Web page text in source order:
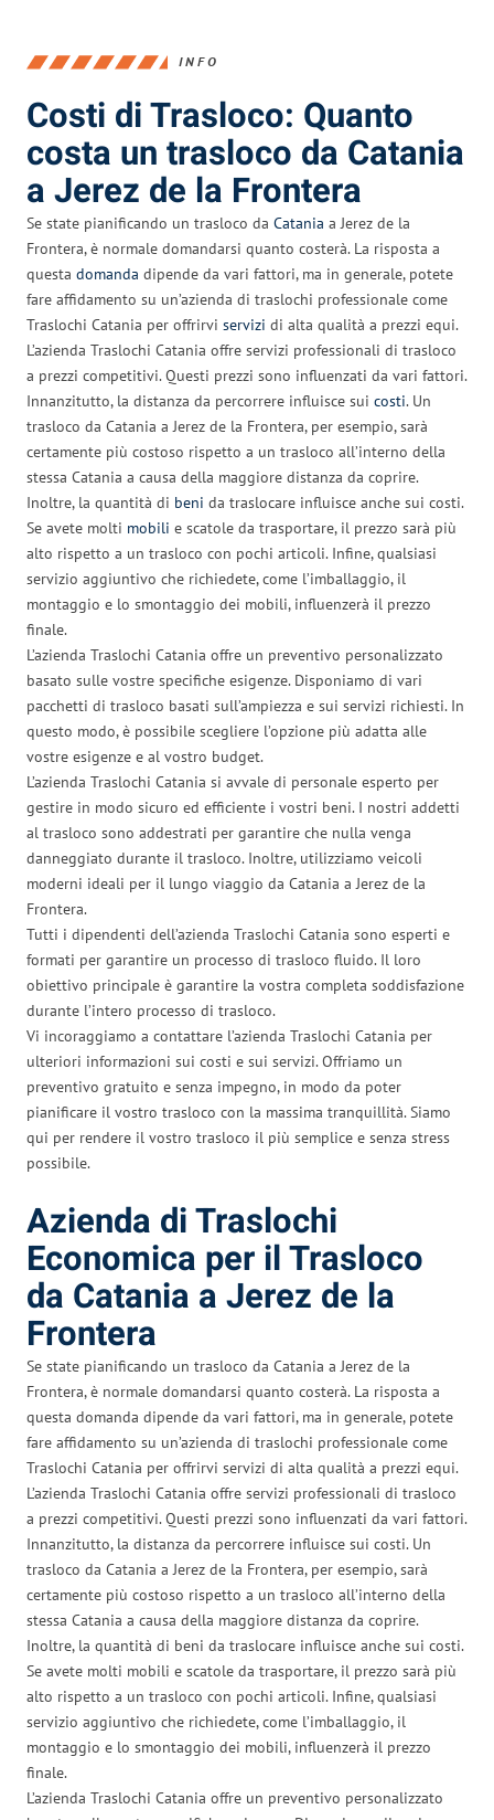
INFO
Costi di Trasloco: Quanto
costa un trasloco da Catania
a Jerez de la Frontera
Se state pianificando un trasloco da Catania a Jerez de la
Frontera, è normale domandarsi quanto costerà. La risposta a
questa domanda dipende da vari fattori, ma in generale, potete
fare affidamento su un’azienda di traslochi professionale come
Traslochi Catania per offrirvi servizi di alta qualità a prezzi equi.
L’azienda Traslochi Catania offre servizi professionali di trasloco
a prezzi competitivi. Questi prezzi sono influenzati da vari fattori.
Innanzitutto, la distanza da percorrere influisce sui costi. Un
trasloco da Catania a Jerez de la Frontera, per esempio, sarà
certamente più costoso rispetto a un trasloco all’interno della
stessa Catania a causa della maggiore distanza da coprire.
Inoltre, la quantità di beni da traslocare influisce anche sui costi.
Se avete molti mobili e scatole da trasportare, il prezzo sarà più
alto rispetto a un trasloco con pochi articoli. Infine, qualsiasi
servizio aggiuntivo che richiedete, come l’imballaggio, il
montaggio e lo smontaggio dei mobili, influenzerà il prezzo
finale.
L’azienda Traslochi Catania offre un preventivo personalizzato
basato sulle vostre specifiche esigenze. Disponiamo di vari
pacchetti di trasloco basati sull’ampiezza e sui servizi richiesti. In
questo modo, è possibile scegliere l’opzione più adatta alle
vostre esigenze e al vostro budget.
L’azienda Traslochi Catania si avvale di personale esperto per
gestire in modo sicuro ed efficiente i vostri beni. I nostri addetti
al trasloco sono addestrati per garantire che nulla venga
danneggiato durante il trasloco. Inoltre, utilizziamo veicoli
moderni ideali per il lungo viaggio da Catania a Jerez de la
Frontera.
Tutti i dipendenti dell’azienda Traslochi Catania sono esperti e
formati per garantire un processo di trasloco fluido. Il loro
obiettivo principale è garantire la vostra completa soddisfazione
durante l’intero processo di trasloco.
Vi incoraggiamo a contattare l’azienda Traslochi Catania per
ulteriori informazioni sui costi e sui servizi. Offriamo un
preventivo gratuito e senza impegno, in modo da poter
pianificare il vostro trasloco con la massima tranquillità. Siamo
qui per rendere il vostro trasloco il più semplice e senza stress
possibile.
Azienda di Traslochi
Economica per il Trasloco
da Catania a Jerez de la
Frontera
Se state pianificando un trasloco da Catania a Jerez de la
Frontera, è normale domandarsi quanto costerà. La risposta a
questa domanda dipende da vari fattori, ma in generale, potete
fare affidamento su un’azienda di traslochi professionale come
Traslochi Catania per offrirvi servizi di alta qualità a prezzi equi.
L’azienda Traslochi Catania offre servizi professionali di trasloco
a prezzi competitivi. Questi prezzi sono influenzati da vari fattori.
Innanzitutto, la distanza da percorrere influisce sui costi. Un
trasloco da Catania a Jerez de la Frontera, per esempio, sarà
certamente più costoso rispetto a un trasloco all’interno della
stessa Catania a causa della maggiore distanza da coprire.
Inoltre, la quantità di beni da traslocare influisce anche sui costi.
Se avete molti mobili e scatole da trasportare, il prezzo sarà più
alto rispetto a un trasloco con pochi articoli. Infine, qualsiasi
servizio aggiuntivo che richiedete, come l’imballaggio, il
montaggio e lo smontaggio dei mobili, influenzerà il prezzo
finale.
L’azienda Traslochi Catania offre un preventivo personalizzato